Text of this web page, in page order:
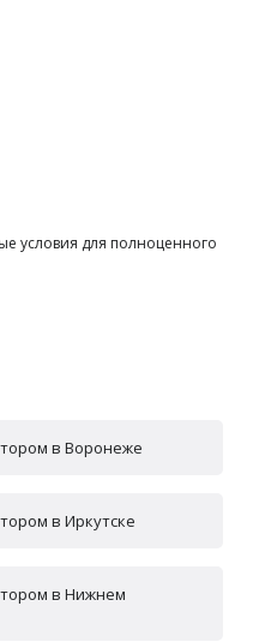
условия для полноценного
в Воронеже
в Иркутске
в Нижнем